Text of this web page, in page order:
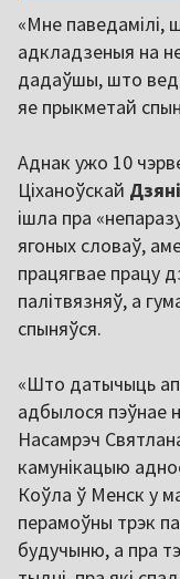
«Мне паведамілі,
адкладзеныя на
дадаўшы, што
яе прыкметай
Аднак ужо 10
Ціханоўскай
ішла пра
ягоных словаў,
працягвае працу
палітвязняў, а
спыняўся.
«Што датычыць
адбылося пэўнае
Насамрэч
камунікацыю
Коўла ў Менск у
перамоўны трэк па
будучыню, а пра